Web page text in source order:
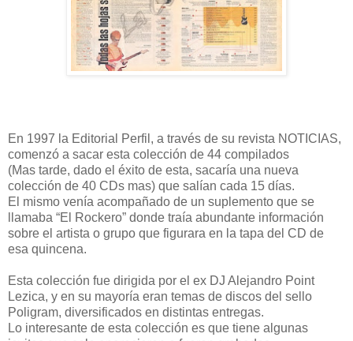
En 1997 la Editorial Perfil, a través de su revista NOTICIAS,
comenzó a sacar esta colección de 44 compilados
(Mas tarde, dado el éxito de esta, sacaría una nueva
colección de 40 CDs mas) que salían cada 15 días.
El mismo venía acompañado de un suplemento que se
llamaba “El Rockero” donde traía abundante información
sobre el artista o grupo que figurara en la tapa del CD de
esa quincena.
Esta colección fue dirigida por el ex DJ Alejandro Point
Lezica, y en su mayoría eran temas de discos del sello
Poligram, diversificados en distintas entregas.
Lo interesante de esta colección es que tiene algunas